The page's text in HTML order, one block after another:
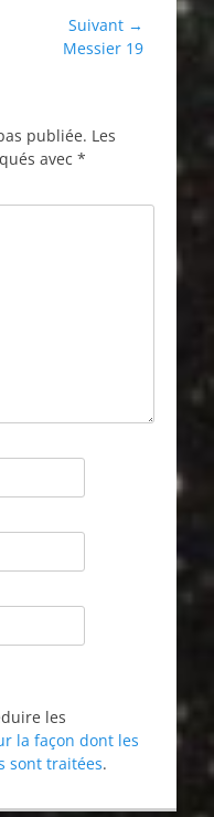
Suivant →
Messier 19
publiée. Les
avec *
les
la façon dont les
sont traitées.